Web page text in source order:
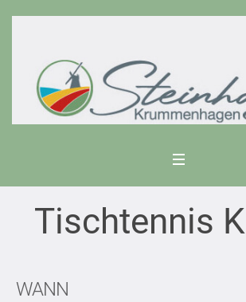
Tischtennis
WANN